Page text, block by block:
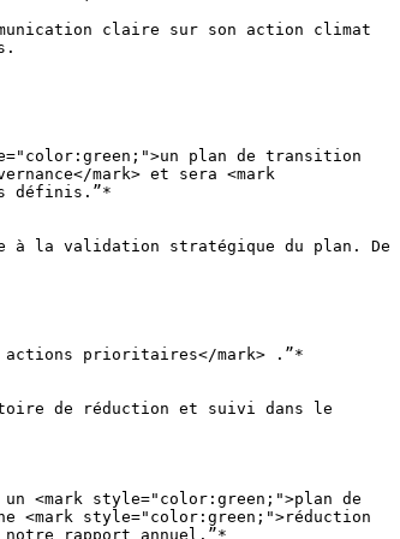
claire sur son action climat
plan de transition
mark> et sera <mark
définis.”*
à la validation stratégique du plan. De
actions prioritaires</mark> .”*
de réduction et suivi dans le
<mark style="color:green;">plan de
<mark style="color:green;">réduction
notre rapport annuel.”*